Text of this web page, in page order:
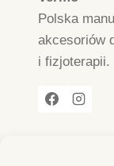
Polska
akcesoriów
i fizjoterapii.